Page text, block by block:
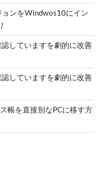
ョンをWindwos10にイン
していますを劇的に改善
していますを劇的に改善
帳を直接別なPCに移す方